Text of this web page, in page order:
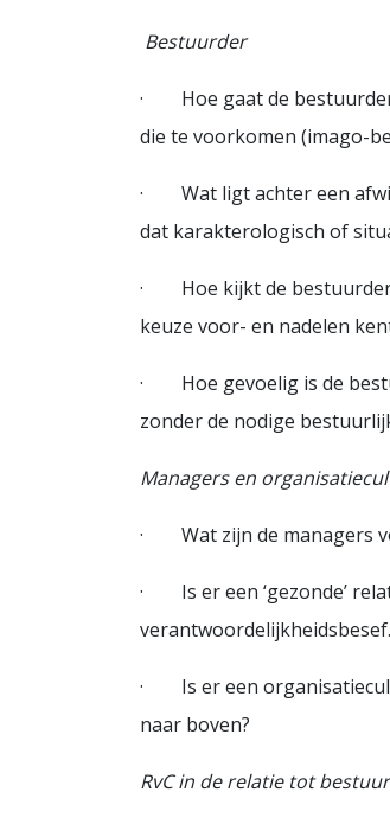
Bestuurder
· Hoe gaat de bestuurder
die te voorkomen (imago-
· Wat ligt achter een
dat karakterologisch of
· Hoe kijkt de bestuurder
keuze voor- en nadelen
· Hoe gevoelig is de
zonder de nodige
Managers en
· Wat zijn de managers
· Is er een ‘gezonde’
verantwoordelijkheidsbesef.
· Is er een
naar boven?
RvC in de relatie tot